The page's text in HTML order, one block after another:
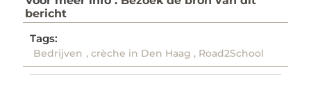
bericht
Tags:
Bedrijven , crèche in Den Haag , Road2School